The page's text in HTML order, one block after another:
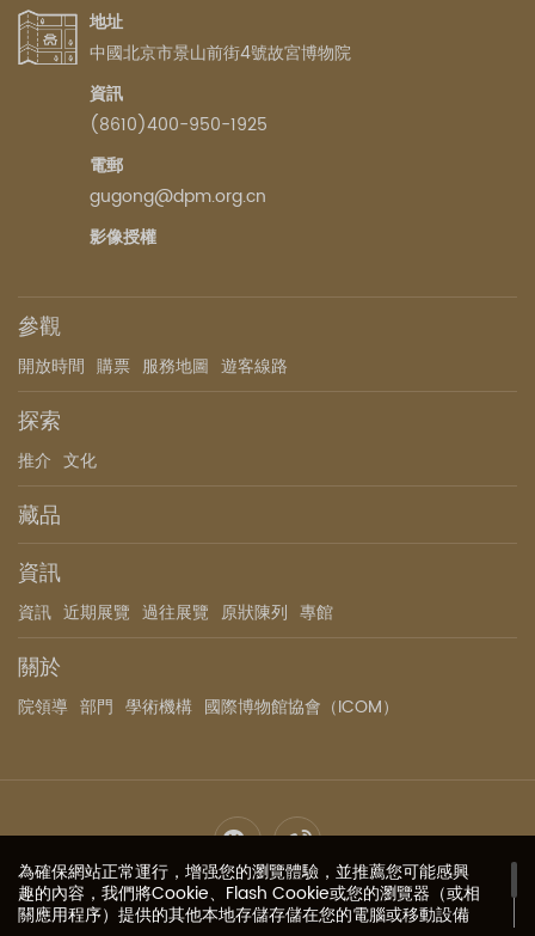
為確保網站正常運行，增强您的瀏覽體驗，並推薦您可能感興
趣的內容，我們將Cookie、Flash Cookie或您的瀏覽器（或相
關應用程序）提供的其他本地存儲存儲在您的電腦或移動設備
地址
中國北京市景山前街4號故宮博物院
資訊
(8610)400-950-1925
電郵
gugong@dpm.org.cn
影像授權
參觀
開放時間 購票 服務地圖 遊客線路
探索
推介 文化
藏品
資訊
資訊 近期展覽 過往展覽 原狀陳列 專館
關於
院領導 部門 學術機構 國際博物館協會（ICOM）
網站地圖 私隱政策 聯繫我們 影像授權